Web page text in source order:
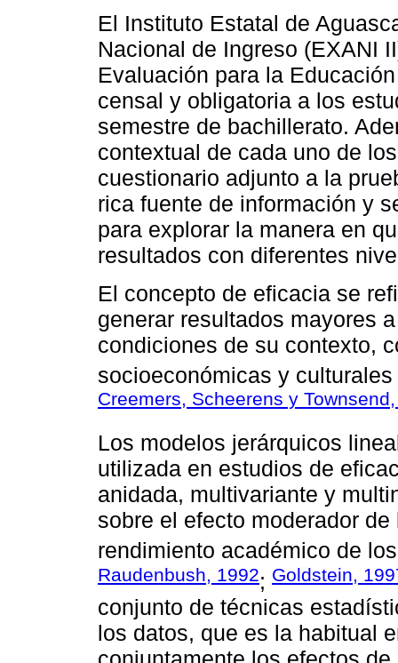
El Instituto Estatal de
Nacional de Ingreso (EXANI
Evaluación para la
censal y obligatoria a los
semestre de bachillerato.
contextual de cada uno de
cuestionario adjunto a la
rica fuente de información y
para explorar la manera en
resultados con diferentes
El concepto de eficacia se
generar resultados mayores
condiciones de su contexto,
socioeconómicas y
Creemers, Scheerens y
Los modelos jerárquicos
utilizada en estudios de
anidada, multivariante y
sobre el efecto moderador
rendimiento académico de
Raudenbush, 1992; Goldstein,
conjunto de técnicas
los datos, que es la habitual